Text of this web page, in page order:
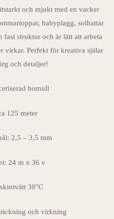
och mjukt med en vacker
babyplagg, solhattar
fast struktur och är lätt att arbeta
virkar. Perfekt för kreativa själar
och detaljer!
bomull
125 meter
2,5 – 3,5 mm
24 m x 36 v
30°C
och virkning